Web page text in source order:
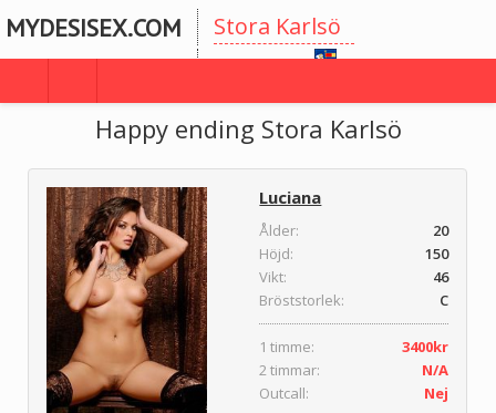
MYDESISEX.COM
Stora Karlsö
Gotlands
Happy ending Stora Karlsö
Luciana
Ålder:
20
Höjd:
150
Vikt:
46
Bröststorlek:
C
1 timme:
3400kr
2 timmar:
N/A
Outcall:
Nej